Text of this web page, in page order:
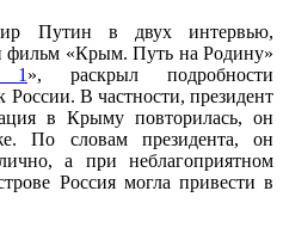
Путин в двух интервью,
фильм «Крым. Путь на Родину»
1 », раскрыл подробности
России. В частности, президент
в Крыму повторилась, он
По словам президента, он
а при неблагоприятном
Россия могла привести в